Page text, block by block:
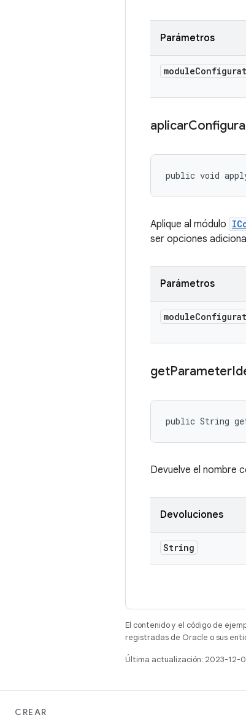
Parámetros
module
aplicar
public void
Aplique al módulo
ser opciones
Parámetros
module
getParameter
public String
Devuelve el nombre
Devoluciones
String
El contenido y el código de
registradas de Oracle o sus
Última actualización: 2023-12-
CREAR